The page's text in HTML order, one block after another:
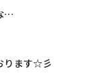
…
ります☆彡